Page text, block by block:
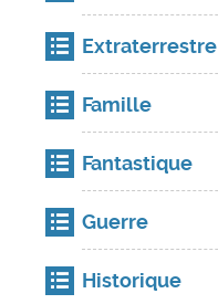
Extraterrestre
Famille
Fantastique
Guerre
Historique